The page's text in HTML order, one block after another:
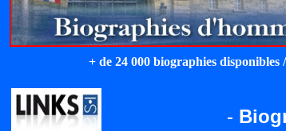
+ de 24 000 biographies
-